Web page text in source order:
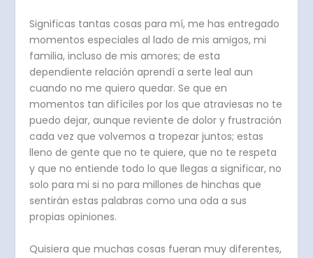
Significas tantas cosas para mí, me has entregado
momentos especiales al lado de mis amigos, mi
familia, incluso de mis amores; de esta
dependiente relación aprendí a serte leal aun
cuando no me quiero quedar. Se que en
momentos tan difíciles por los que atraviesas no te
puedo dejar, aunque reviente de dolor y frustración
cada vez que volvemos a tropezar juntos; estas
lleno de gente que no te quiere, que no te respeta
y que no entiende todo lo que llegas a significar, no
solo para mi si no para millones de hinchas que
sentirán estas palabras como una oda a sus
propias opiniones.
Quisiera que muchas cosas fueran muy diferentes,